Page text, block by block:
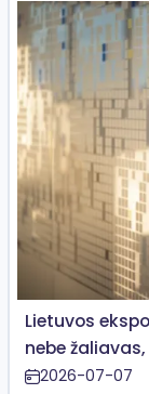
Lietuvos
nebe
2026-07-07